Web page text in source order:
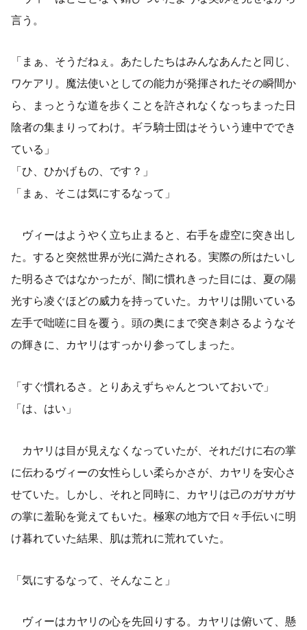
言う。
「まぁ、そうだねぇ。あたしたちはみんなあんたと同じ、
ワケアリ。魔法使いとしての能力が発揮されたその瞬間か
ら、まっとうな道を歩くことを許されなくなっちまった日
陰者の集まりってわけ。ギラ騎士団はそういう連中ででき
ている」
「ひ、ひかげもの、です？」
「まぁ、そこは気にするなって」
ヴィーはようやく立ち止まると、右手を虚空に突き出し
た。すると突然世界が光に満たされる。実際の所はたいし
た明るさではなかったが、闇に慣れきった目には、夏の陽
光すら凌ぐほどの威力を持っていた。カヤリは開いている
左手で咄嗟に目を覆う。頭の奥にまで突き刺さるようなそ
の輝きに、カヤリはすっかり参ってしまった。
「すぐ慣れるさ。とりあえずちゃんとついておいで」
「は、はい」
カヤリは目が見えなくなっていたが、それだけに右の掌
に伝わるヴィーの女性らしい柔らかさが、カヤリを安心さ
せていた。しかし、それと同時に、カヤリは己のガサガサ
の掌に羞恥を覚えてもいた。極寒の地方で日々手伝いに明
け暮れていた結果、肌は荒れに荒れていた。
「気にするなって、そんなこと」
ヴィーはカヤリの心を先回りする。カヤリは俯いて、懸